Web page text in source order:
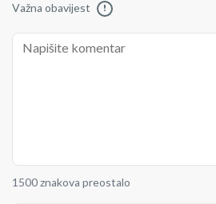
Važna obavijest !
1500 znakova preostalo